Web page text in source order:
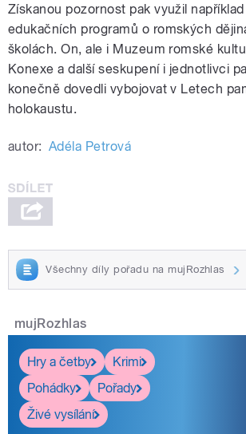
Získanou pozornost pak využil
edukačních programů o romských
školách. On, ale i Muzeum romské
Konexe a další seskupení i jednotlivci
konečně dovedli vybojovat v Letech
holokaustu.
autor: Adéla Petrová
Všechny díly pořadu na mujRozhlas
mujRozhlas
Hry a četby
Krimi
Pohádky
Pořady
Živé vysílání